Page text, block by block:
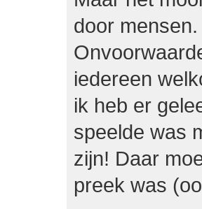
door
iedereen
ik heb er
speelde was
zijn! Daar
preek was